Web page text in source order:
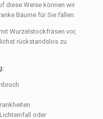
diese Weise können wir
Bäume für Sie fällen.
Wurzelstockfräsen vor,
rückstandslos zu
oder